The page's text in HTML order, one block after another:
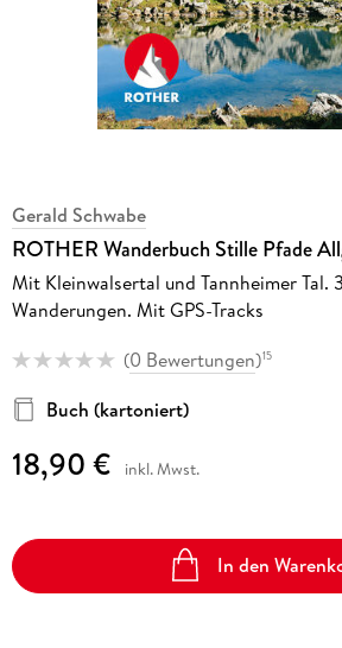
Gerald Schwabe
ROTHER Wanderbuch Stille Pfade
Mit Kleinwalsertal und Tannheimer Tal.
Wanderungen. Mit GPS-Tracks
(0 Bewertungen)15
Buch (kartoniert)
18,90 € inkl. Mwst.
In den